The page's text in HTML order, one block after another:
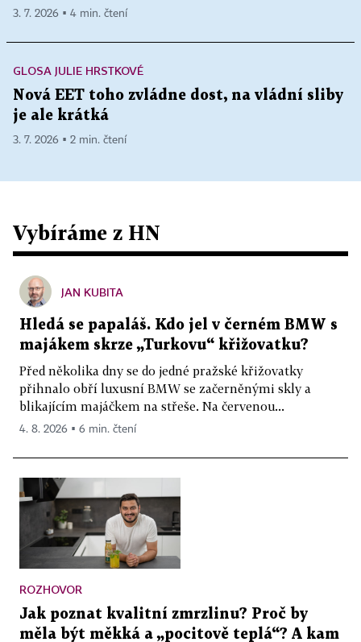
3. 7. 2026 ▪ 4 min. čtení
GLOSA JULIE HRSTKOVÉ
Nová EET toho zvládne dost, na vládní sliby
je ale krátká
3. 7. 2026 ▪ 2 min. čtení
Vybíráme z HN
JAN KUBITA
Hledá se papaláš. Kdo jel v černém BMW s
majákem skrze „Turkovu“ křižovatku?
Před několika dny se do jedné pražské křižovatky
přihnalo obří luxusní BMW se začerněnými skly a
blikajícím majáčkem na střeše. Na červenou...
4. 8. 2026 ▪ 6 min. čtení
ROZHOVOR
Jak poznat kvalitní zmrzlinu? Proč by
měla být měkká a „pocitově teplá“? A kam